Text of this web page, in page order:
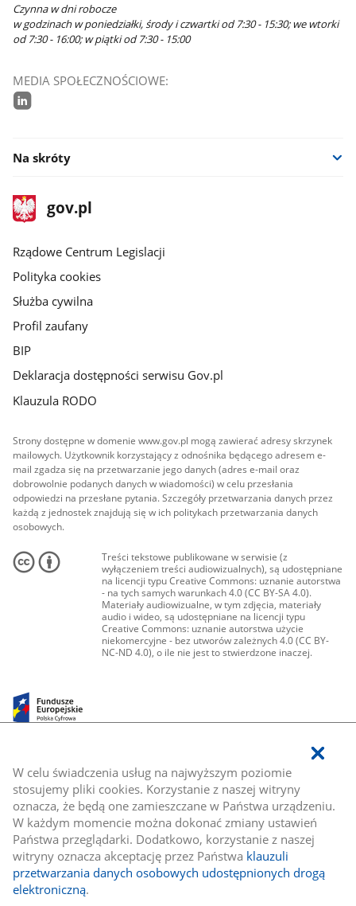
W celu świadczenia usług na najwyższym poziomie
stosujemy pliki cookies. Korzystanie z naszej witryny
oznacza, że będą one zamieszczane w Państwa urządzeniu.
W każdym momencie można dokonać zmiany ustawień
Państwa przeglądarki. Dodatkowo, korzystanie z naszej
witryny oznacza akceptację przez Państwa klauzuli
przetwarzania danych osobowych udostępnionych drogą
elektroniczną.
Czynna w dni robocze
w godzinach w poniedziałki, środy i czwartki od 7:30 - 15:30; we wtorki
od 7:30 - 16:00; w piątki od 7:30 - 15:00
MEDIA SPOŁECZNOŚCIOWE:
Na skróty
stopka
gov.plStrona
gov.pl
Rządowe Centrum Legislacji
Polityka cookies
Służba cywilna
Profil zaufany
BIP
Deklaracja dostępności serwisu Gov.pl
Klauzula RODO
Strony dostępne w domenie www.gov.pl mogą zawierać adresy skrzynek
mailowych. Użytkownik korzystający z odnośnika będącego adresem e-
mail zgadza się na przetwarzanie jego danych (adres e-mail oraz
dobrowolnie podanych danych w wiadomości) w celu przesłania
odpowiedzi na przesłane pytania. Szczegóły przetwarzania danych przez
każdą z jednostek znajdują się w ich politykach przetwarzania danych
osobowych.
Treści tekstowe publikowane w serwisie (z
wyłączeniem treści audiowizualnych), są udostępniane
na licencji typu Creative Commons: uznanie autorstwa
- na tych samych warunkach 4.0 (CC BY-SA 4.0).
Materiały audiowizualne, w tym zdjęcia, materiały
audio i wideo, są udostępniane na licencji typu
Creative Commons: uznanie autorstwa użycie
niekomercyjne - bez utworów zależnych 4.0 (CC BY-
NC-ND 4.0), o ile nie jest to stwierdzone inaczej.